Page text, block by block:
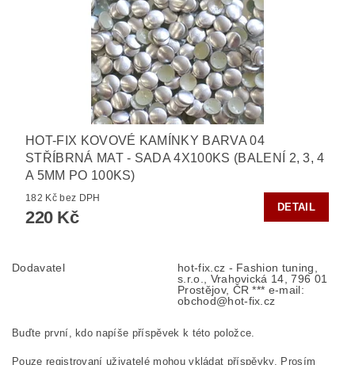
HOT-FIX KOVOVÉ KAMÍNKY BARVA 04
STŘÍBRNÁ MAT - SADA 4X100KS (BALENÍ 2, 3, 4
A 5MM PO 100KS)
182 Kč bez DPH
220 Kč
DETAIL
Dodavatel
hot-fix.cz - Fashion tuning,
s.r.o., Vrahovická 14, 796 01
Prostějov, ČR *** e-mail:
obchod@hot-fix.cz
Buďte první, kdo napíše příspěvek k této položce.
Pouze registrovaní uživatelé mohou vkládat příspěvky. Prosím